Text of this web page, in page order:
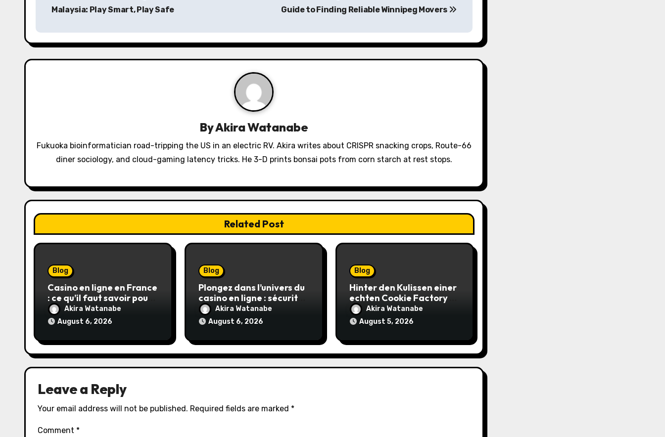
t
n
g
t
i
o
n
Malaysia: Play Smart, Play Safe
Guide to Finding Reliable Winnipeg Movers
ByAkira Watanabe
Fukuoka bioinformatician road-tripping the US in an electric RV. Akira writes about CRISPR snacking crops, Route-66
diner sociology, and cloud-gaming latency tricks. He 3-D prints bonsai pots from corn starch at rest stops.
Related Post
Blog
Casino en ligne en France
: ce qu’il faut savoir pour
jouer légalement et en
toute sécurité
Akira Watanabe
August 6, 2026
Blog
Plongez dans l’univers du
casino en ligne : sécurité,
jeux et stratégies
gagnantes
Akira Watanabe
August 6, 2026
Blog
Hinter den Kulissen einer
echten Cookie Factory –
so entstehen die
saftigsten Keks-
Innovationen
Akira Watanabe
August 5, 2026
Leave a Reply
Your email address will not be published. Required fields are marked *
Comment *